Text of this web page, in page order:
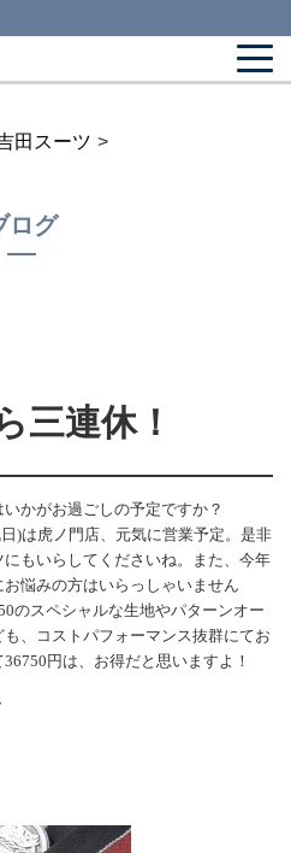
田スーツ >
ログ
三連休！
かがお過ごしの予定ですか？
)は虎ノ門店、元気に営業予定。是非
にもいらしてくださいね。また、今年
悩みの方はいらっしゃいません
のスペシャルな生地やパターンオー
も、コストパフォーマンス抜群にてお
36750円は、お得だと思いますよ！